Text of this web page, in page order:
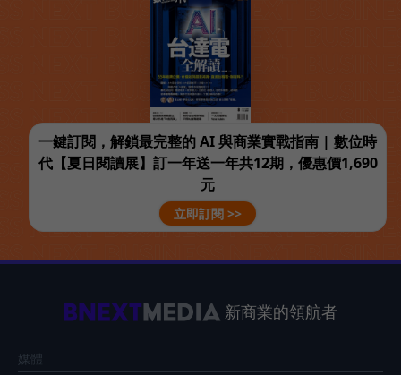
一鍵訂閱，解鎖最完整的 AI 與商業實戰指南 | 數位時
代【夏日閱讀展】訂一年送一年共12期，優惠價1,690
元
立即訂閱 >>
新商業的領航者
媒體